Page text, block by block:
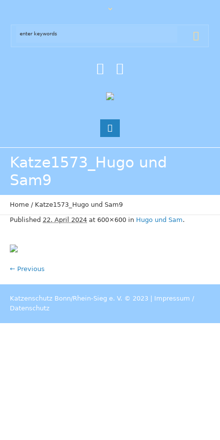
Katze1573_Hugo und
Sam9
Home / Katze1573_Hugo und Sam9
Published 22. April 2024 at 600×600 in Hugo und Sam.
← Previous
Katzenschutz Bonn/Rhein-Sieg e. V. © 2023 | Impressum /
Datenschutz